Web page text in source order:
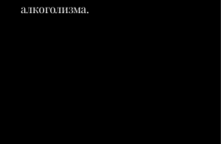
алкоголизма.